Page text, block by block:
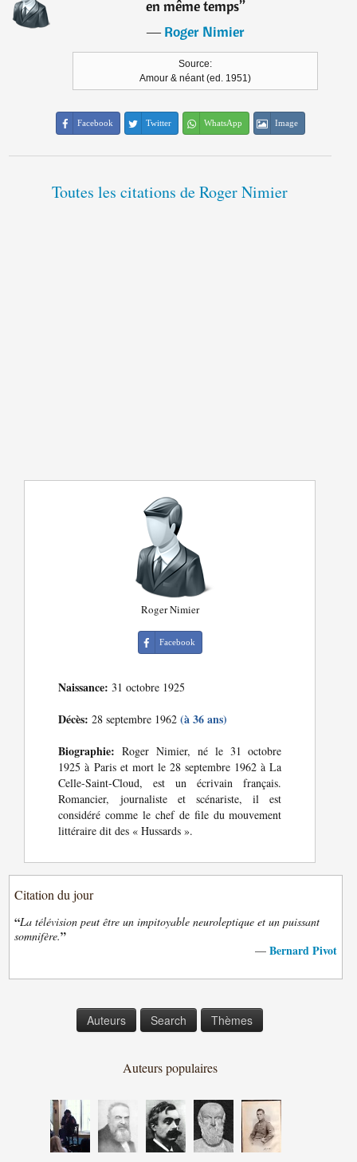
en même temps”
―Roger Nimier
Source:
Amour & néant (ed. 1951)
Facebook Twitter WhatsApp Image
Toutes les citations de Roger Nimier
Roger Nimier
Facebook
Naissance: 31 octobre 1925
Décès: 28 septembre 1962(à 36 ans)
Biographie: Roger Nimier, né le 31 octobre
1925 à Paris et mort le 28 septembre 1962 à La
Celle-Saint-Cloud, est un écrivain français.
Romancier, journaliste et scénariste, il est
considéré comme le chef de file du mouvement
littéraire dit des « Hussards ».
Citation du jour
“La télévision peut être un impitoyable neuroleptique et un puissant
somnifère.”
— Bernard Pivot
Auteurs Search Thèmes
Auteurs populaires